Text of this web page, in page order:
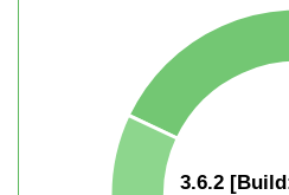
3.6.2